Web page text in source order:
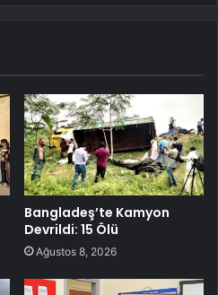
Bangladeş’te Kamyon
Devrildi: 15 Ölü
Ağustos 8, 2026